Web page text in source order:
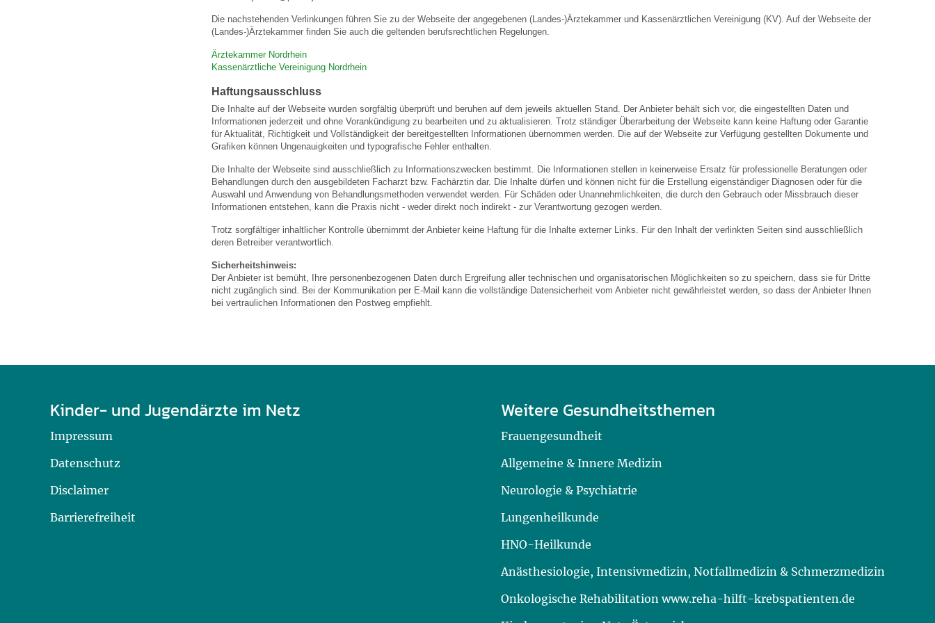
U0-Vorsorge
Die nachstehenden Verlinkungen führen Sie zu der Webseite der angegebenen (Landes-)Ärztekammer und Kassenärztlichen Vereinigung (KV). Auf der Webseite der
(Landes-)Ärztekammer finden Sie auch die geltenden berufsrechtlichen Regelungen.
Ärztekammer Nordrhein
Kassenärztliche Vereinigung Nordrhein
Haftungsausschluss
Die Inhalte auf der Webseite wurden sorgfältig überprüft und beruhen auf dem jeweils aktuellen Stand. Der Anbieter behält sich vor, die eingestellten Daten und
Informationen jederzeit und ohne Vorankündigung zu bearbeiten und zu aktualisieren. Trotz ständiger Überarbeitung der Webseite kann keine Haftung oder Garantie
für Aktualität, Richtigkeit und Vollständigkeit der bereitgestellten Informationen übernommen werden. Die auf der Webseite zur Verfügung gestellten Dokumente und
Grafiken können Ungenauigkeiten und typografische Fehler enthalten.
Die Inhalte der Webseite sind ausschließlich zu Informationszwecken bestimmt. Die Informationen stellen in keinerweise Ersatz für professionelle Beratungen oder
Behandlungen durch den ausgebildeten Facharzt bzw. Fachärztin dar. Die Inhalte dürfen und können nicht für die Erstellung eigenständiger Diagnosen oder für die
Auswahl und Anwendung von Behandlungsmethoden verwendet werden. Für Schäden oder Unannehmlichkeiten, die durch den Gebrauch oder Missbrauch dieser
Informationen entstehen, kann die Praxis nicht - weder direkt noch indirekt - zur Verantwortung gezogen werden.
Trotz sorgfältiger inhaltlicher Kontrolle übernimmt der Anbieter keine Haftung für die Inhalte externer Links. Für den Inhalt der verlinkten Seiten sind ausschließlich
deren Betreiber verantwortlich.
Sicherheitshinweis:
Der Anbieter ist bemüht, Ihre personenbezogenen Daten durch Ergreifung aller technischen und organisatorischen Möglichkeiten so zu speichern, dass sie für Dritte
nicht zugänglich sind. Bei der Kommunikation per E-Mail kann die vollständige Datensicherheit vom Anbieter nicht gewährleistet werden, so dass der Anbieter Ihnen
bei vertraulichen Informationen den Postweg empfiehlt.
Kinder- und Jugendärzte im Netz
Impressum
Datenschutz
Disclaimer
Barrierefreiheit
Weitere Gesundheitsthemen
Frauengesundheit
Allgemeine & Innere Medizin
Neurologie & Psychiatrie
Lungenheilkunde
HNO-Heilkunde
Anästhesiologie, Intensivmedizin, Notfallmedizin & Schmerzmedizin
Onkologische Rehabilitation www.reha-hilft-krebspatienten.de